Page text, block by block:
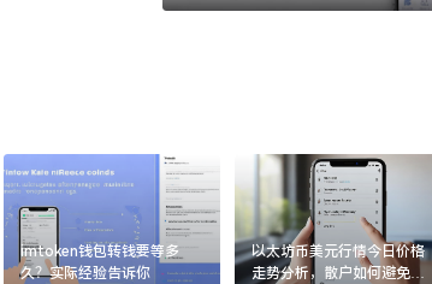
imtoken钱包转钱要等多
久？实际经验告诉你
以太坊币美元行情今日价格
走势分析，散户如何避免追